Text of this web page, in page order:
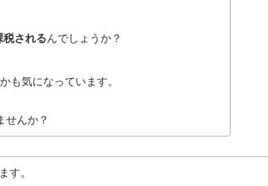
税されるんでしょうか？
も気になっています。
せんか？
す。